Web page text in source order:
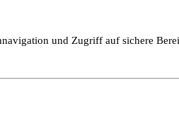
und Zugriff auf sichere